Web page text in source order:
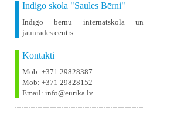
Indigo skola "Saules Bērni"
Indīgo bērnu internātskola un
jaunrades centrs
Kontakti
Mob: +371 29828387
Mob: +371 29828152
Email: info@eurika.lv